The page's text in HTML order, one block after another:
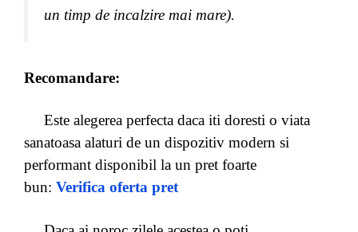
un timp de incalzire mai mare).
Recomandare:
Este alegerea perfecta daca iti doresti o viata
sanatoasa alaturi de un dispozitiv modern si
performant disponibil la un pret foarte
bun: Verifica oferta pret